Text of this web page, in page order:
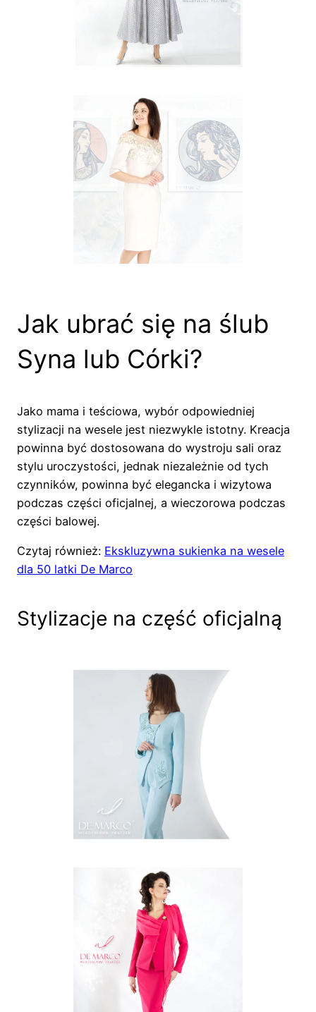
Jak ubrać się na ślub
Syna lub Córki?
Jako mama i teściowa, wybór odpowiedniej
stylizacji na wesele jest niezwykle istotny. Kreacja
powinna być dostosowana do wystroju sali oraz
stylu uroczystości, jednak niezależnie od tych
czynników, powinna być elegancka i wizytowa
podczas części oficjalnej, a wieczorowa podczas
części balowej.
Czytaj również: Ekskluzywna sukienka na wesele
dla 50 latki De Marco
Stylizacje na część oficjalną